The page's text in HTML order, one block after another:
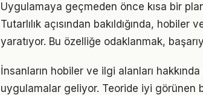
Uygulamaya geçmeden önce kısa bir
Tutarlılık açısından bakıldığında,
yaratıyor. Bu özelliğe odaklanmak,
İnsanların hobiler ve ilgi alanları
uygulamalar geliyor. Teoride iyi görünen